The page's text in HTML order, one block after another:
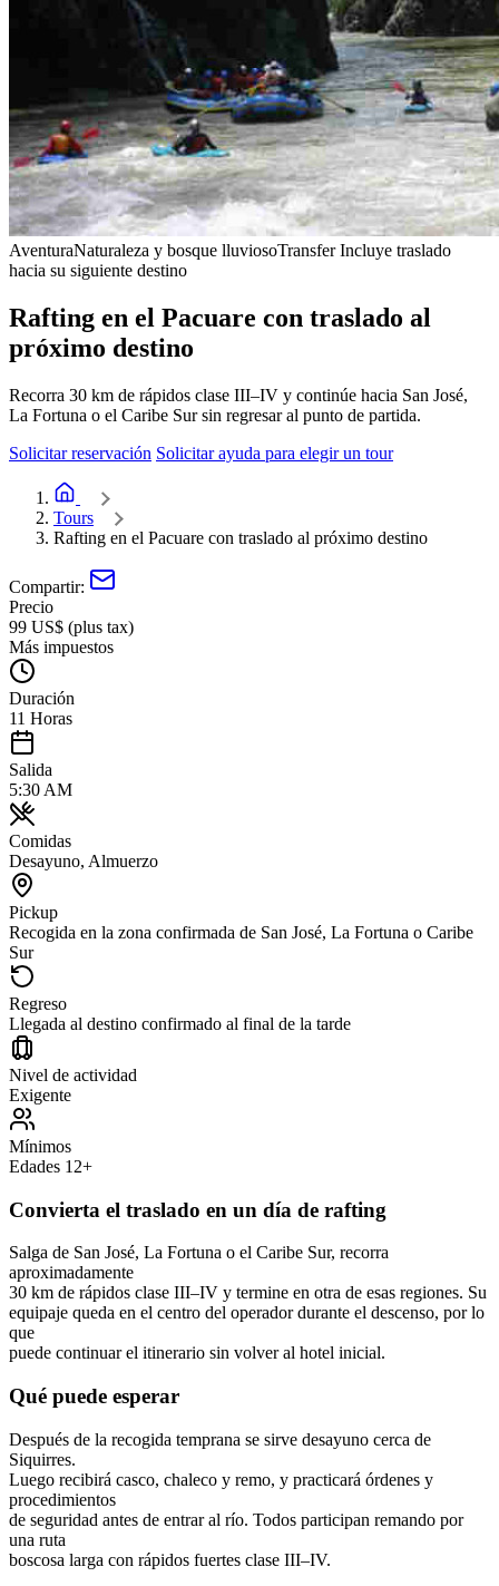
AventuraNaturaleza y bosque lluviosoTransfer Incluye traslado
hacia su siguiente destino
Rafting en el Pacuare con traslado al
próximo destino
Recorra 30 km de rápidos clase III–IV y continúe hacia San José,
La Fortuna o el Caribe Sur sin regresar al punto de partida.
Solicitar reservación Solicitar ayuda para elegir un tour
Inicio de Adventure Inn
Tours
Rafting en el Pacuare con traslado al próximo destino
Compartir:
Precio
99 US$ (plus tax)
Más impuestos
Duración
11 Horas
Salida
5:30 AM
Comidas
Desayuno, Almuerzo
Pickup
Recogida en la zona confirmada de San José, La Fortuna o Caribe
Sur
Regreso
Llegada al destino confirmado al final de la tarde
Nivel de actividad
Exigente
Mínimos
Edades 12+
Convierta el traslado en un día de rafting
Salga de San José, La Fortuna o el Caribe Sur, recorra
aproximadamente
30 km de rápidos clase III–IV y termine en otra de esas regiones. Su
equipaje queda en el centro del operador durante el descenso, por lo
que
puede continuar el itinerario sin volver al hotel inicial.
Qué puede esperar
Después de la recogida temprana se sirve desayuno cerca de
Siquirres.
Luego recibirá casco, chaleco y remo, y practicará órdenes y
procedimientos
de seguridad antes de entrar al río. Todos participan remando por
una ruta
boscosa larga con rápidos fuertes clase III–IV.